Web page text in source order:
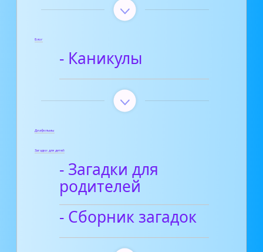
Блог
- Каникулы
Диафильмы
Загадки для детей
- Загадки для
родителей
- Сборник загадок